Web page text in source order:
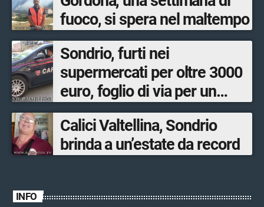
fuoco, si spera nel maltempo
Sondrio, furti nei
supermercati per oltre 3000
euro, foglio di via per un
ventinovenne
Calici Valtellina, Sondrio
brinda a un’estate da record
INFO